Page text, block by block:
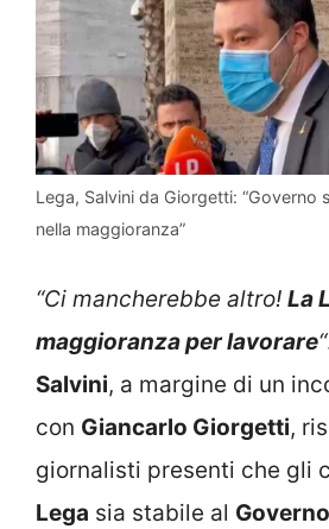
Lega, Salvini da Giorgetti: “Governo
nella maggioranza”
“Ci mancherebbe altro! La
maggioranza per lavorare“
Salvini, a margine di un
con Giancarlo Giorgetti,
giornalisti presenti che gli
Lega sia stabile al Governo